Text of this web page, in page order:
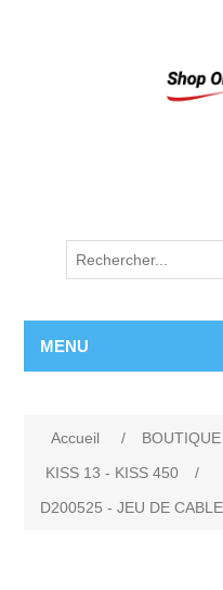
MENU
Accueil / BOUTIQUE
KISS 13 - KISS 450
/
D200525 - JEU DE